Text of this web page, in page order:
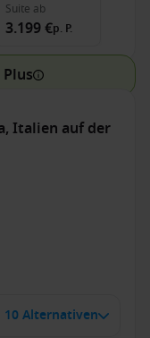
Suite ab
3.199 €p. P.
Italien auf der
10 Alternativen